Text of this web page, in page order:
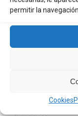
permitir la
Cookies